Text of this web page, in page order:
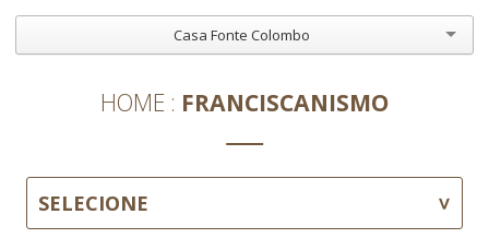
Casa Fonte Colombo
HOME FRANCISCANISMO
SELECIONE